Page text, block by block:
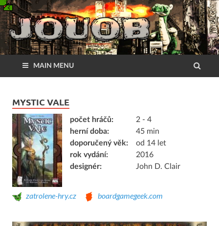
MAIN MENU
MYSTIC VALE
počet hráčů:
2 - 4
herní doba:
45 min
doporučený věk:
od 14 let
rok vydání:
2016
designér:
John D. Clair
zatrolene-hry.cz boardgamegeek.com